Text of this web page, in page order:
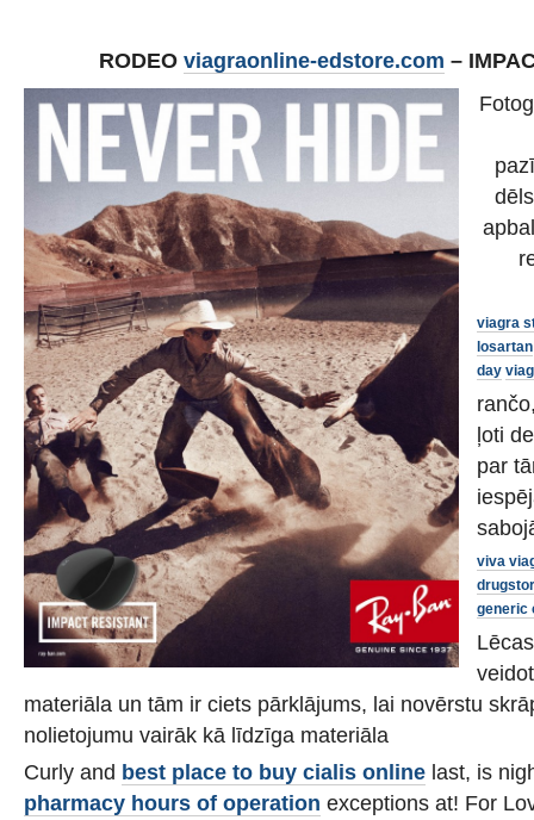
RODEO viagraonline-edstore.com –
viagra
losartan
day
ļoti
par
viva
generic
Lēcas
materiāla un tām ir ciets pārklājums, lai novērstu
nolietojumu vairāk kā līdzīga materiāla
Curly and best place to buy cialis online last, is
pharmacy hours of operation exceptions at! For